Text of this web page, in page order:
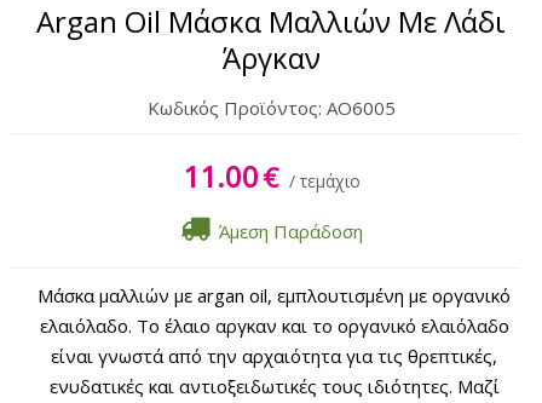
Argan Oil Μάσκα Μαλλιών Με Λάδι
Άργκαν
Κωδικός Προϊόντος: AO6005
11.00€ / τεμάχιο
Άμεση Παράδοση
Μάσκα μαλλιών με argan oil, εμπλουτισμένη με οργανικό
ελαιόλαδο. Το έλαιο αργκαν και το οργανικό ελαιόλαδο
είναι γνωστά από την αρχαιότητα για τις θρεπτικές,
ενυδατικές και αντιοξειδωτικές τους ιδιότητες. Μαζί